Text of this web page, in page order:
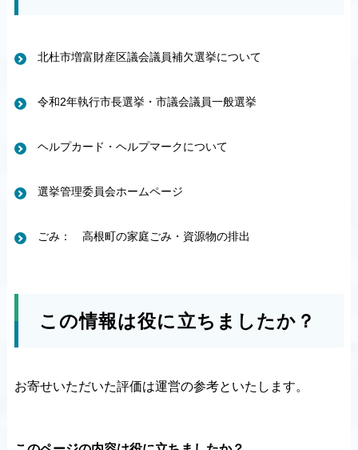
北杜市増富財産区議会議員補欠選挙について
令和2年執行市長選挙・市議会議員一般選挙
ヘルプカード・ヘルプマークについて
選挙管理委員会ホームページ
ごみ： 高根町の家庭ごみ・資源物の排出
この情報は役に立ちましたか？
お寄せいただいた評価は運営の参考といたします。